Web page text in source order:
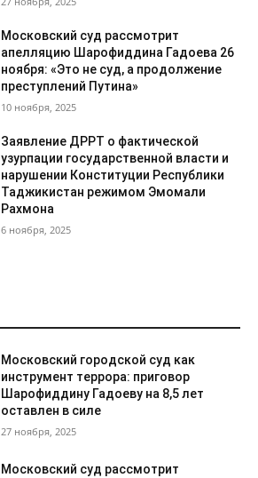
Московский суд рассмотрит
апелляцию Шарофиддина Гадоева 26
ноября: «Это не суд, а продолжение
преступлений Путина»
10 ноября, 2025
Заявление ДРРТ о фактической
узурпации государственной власти и
нарушении Конституции Республики
Таджикистан режимом Эмомали
Рахмона
6 ноября, 2025
Московский городской суд как
инструмент террора: приговор
Шарофиддину Гадоеву на 8,5 лет
оставлен в силе
27 ноября, 2025
Московский суд рассмотрит